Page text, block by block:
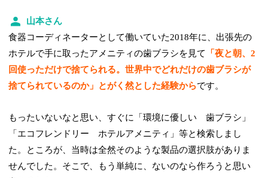
山本さん
食器コーディネーターとして働いていた2018年に、出張先の
ホテルで手に取ったアメニティの歯ブラシを見て
「夜と朝、2
回使っただけで捨てられる。世界中でどれだけの歯ブラシが
捨てられているのか」とがく然とした経験からです。
もったいないなと思い、すぐに「環境に優しい 歯ブラシ」
「エコフレンドリー ホテルアメニティ」等と検索しまし
た。ところが、当時は全然そのような製品の選択肢がありま
せんでした。そこで、もう単純に、ないのなら作ろうと思い